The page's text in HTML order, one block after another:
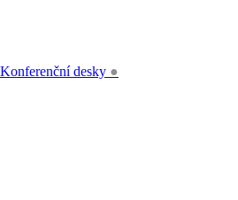
Konferenční desky ●